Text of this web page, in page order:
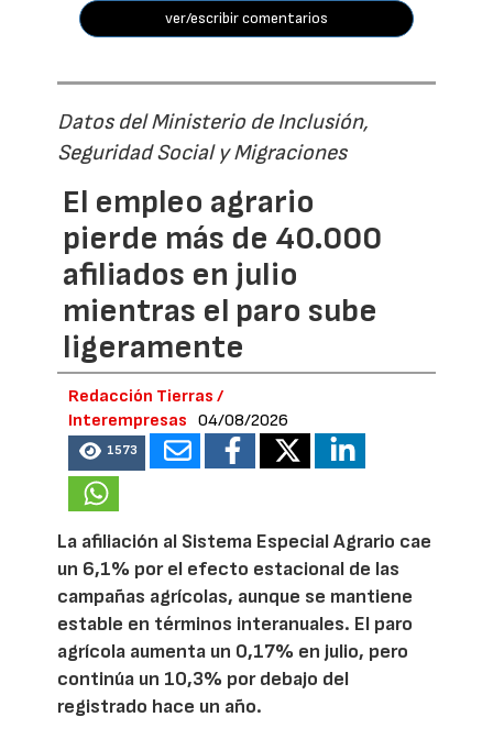
ver/escribir comentarios
Datos del Ministerio de Inclusión,
Seguridad Social y Migraciones
El empleo agrario
pierde más de 40.000
afiliados en julio
mientras el paro sube
ligeramente
Redacción Tierras /
Interempresas
04/08/2026
1573
La afiliación al Sistema Especial Agrario cae
un 6,1% por el efecto estacional de las
campañas agrícolas, aunque se mantiene
estable en términos interanuales. El paro
agrícola aumenta un 0,17% en julio, pero
continúa un 10,3% por debajo del
registrado hace un año.